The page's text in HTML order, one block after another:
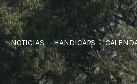
NOTICIAS HANDICAPS